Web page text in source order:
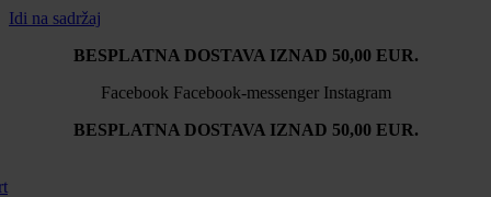
Idi na sadržaj
BESPLATNA DOSTAVA IZNAD 50,00 EUR.
Facebook Facebook-messenger Instagram
BESPLATNA DOSTAVA IZNAD 50,00 EUR.